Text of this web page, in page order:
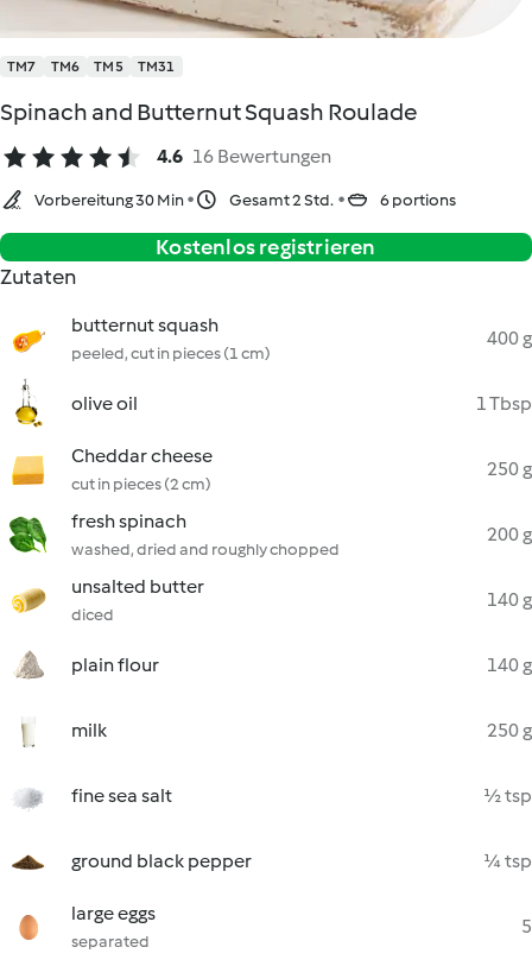
TM7 TM6 TM5 TM31
Spinach and Butternut Squash Roulade
4.6 16 Bewertungen
Vorbereitung 30 Min Gesamt 2 Std. 6 portions
Kostenlos registrieren
Zutaten
butternut squash
peeled, cut in pieces (1 cm)
400 g
olive oil 1 Tbsp
Cheddar cheese
cut in pieces (2 cm)
250 g
fresh spinach
washed, dried and roughly chopped
200 g
unsalted butter
diced
140 g
plain flour 140 g
milk 250 g
fine sea salt ½ tsp
ground black pepper ¼ tsp
large eggs
separated
5